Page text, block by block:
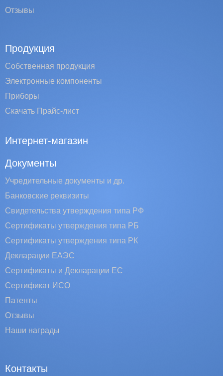
Отзывы
Продукция
Собственная продукция
Электронные компоненты
Приборы
Скачать Прайс-лист
Интернет-магазин
Документы
Учредительные документы и др.
Банковские реквизиты
Свидетельства утверждения типа РФ
Сертификаты утверждения типа РБ
Сертификаты утверждения типа РК
Декларации ЕАЭС
Сертификаты и Декларации EC
Сертификат ИСО
Патенты
Отзывы
Наши награды
Контакты